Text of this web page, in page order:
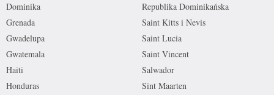
Dominika
Grenada
Gwadelupa
Gwatemala
Haiti
Honduras
Republika Dominikańska
Saint Kitts i Nevis
Saint Lucia
Saint Vincent
Salwador
Sint Maarten